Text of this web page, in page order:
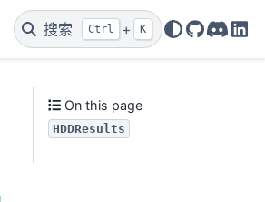
搜索 Ctrl + K
GitHub
On this page
HDDResults